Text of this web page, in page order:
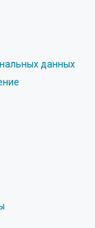
данных